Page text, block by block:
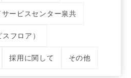
サービスセンター泉共
フロア）
採用に関して その他